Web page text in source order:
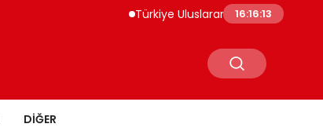
Türkiye Uluslararası Nükleer Bilim
16:16:14
DIĞER